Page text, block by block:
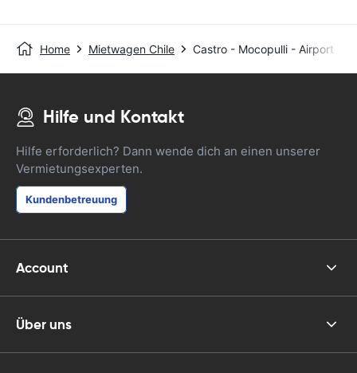
Home Mietwagen Chile Castro - Mocopulli - Airport
Hilfe und Kontakt
Hilfe erforderlich? Dann wende dich an einen unserer
Vermietungsexperten.
Kundenbetreuung
Account
Über uns